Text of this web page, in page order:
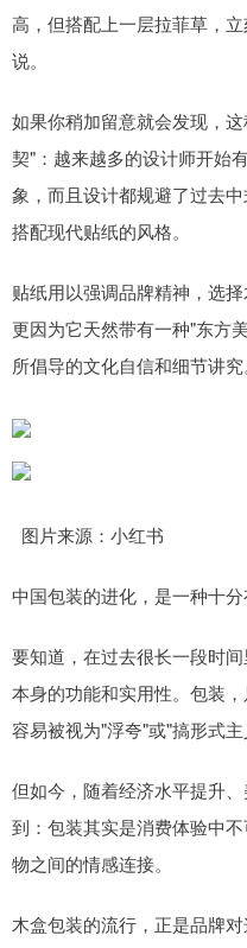
高，但搭配上一层拉菲草，
说。
如果你稍加留意就会发现，
契"：越来越多的设计师开始
象，而且设计都规避了过去
搭配现代贴纸的风格。
贴纸用以强调品牌精神，选
更因为它天然带有一种"东方
所倡导的文化自信和细节讲究
图片来源：小红书
中国包装的进化，是一种十分
要知道，在过去很长一段时
本身的功能和实用性。包装
容易被视为"浮夸"或"搞形式主
但如今，随着经济水平提升
到：包装其实是消费体验中
物之间的情感连接。
木盒包装的流行，正是品牌